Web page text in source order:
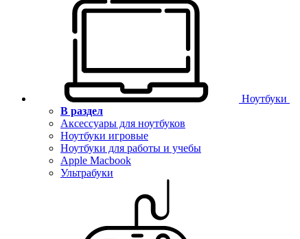
Ноутбуки
В раздел
Аксессуары для ноутбуков
Ноутбуки игровые
Ноутбуки для работы и учебы
Apple Macbook
Ультрабуки